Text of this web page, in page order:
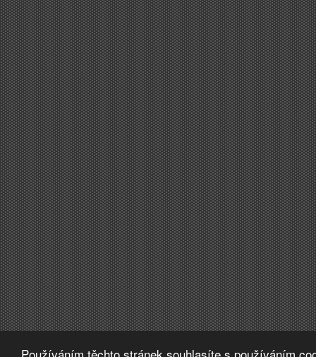
Používáním těchto stránek souhlasíte s používáním